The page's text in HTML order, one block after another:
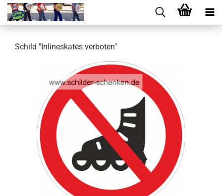
Schild "In­line­skates ver­bo­ten"